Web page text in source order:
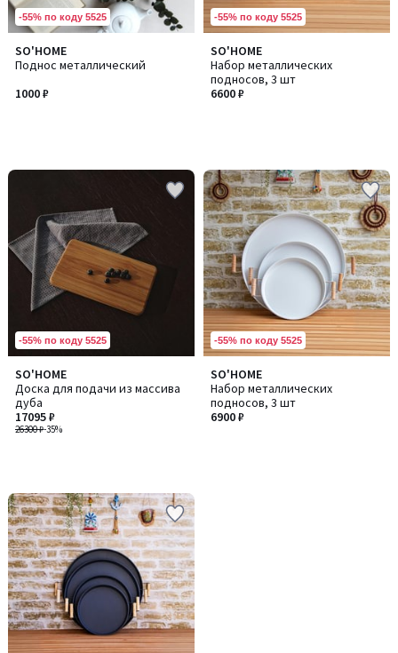
-55% по коду 5525
SO'HOME
Поднос металлический
1000 ₽
-55% по коду 5525
SO'HOME
Набор металлических
подносов, 3 шт
6600 ₽
-55% по коду 5525
SO'HOME
Доска для подачи из массива
дуба
26300 ₽-35%
17095 ₽
-55% по коду 5525
SO'HOME
Набор металлических
подносов, 3 шт
6900 ₽